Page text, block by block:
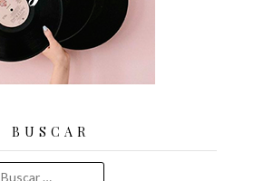
BUSCAR
Buscar: